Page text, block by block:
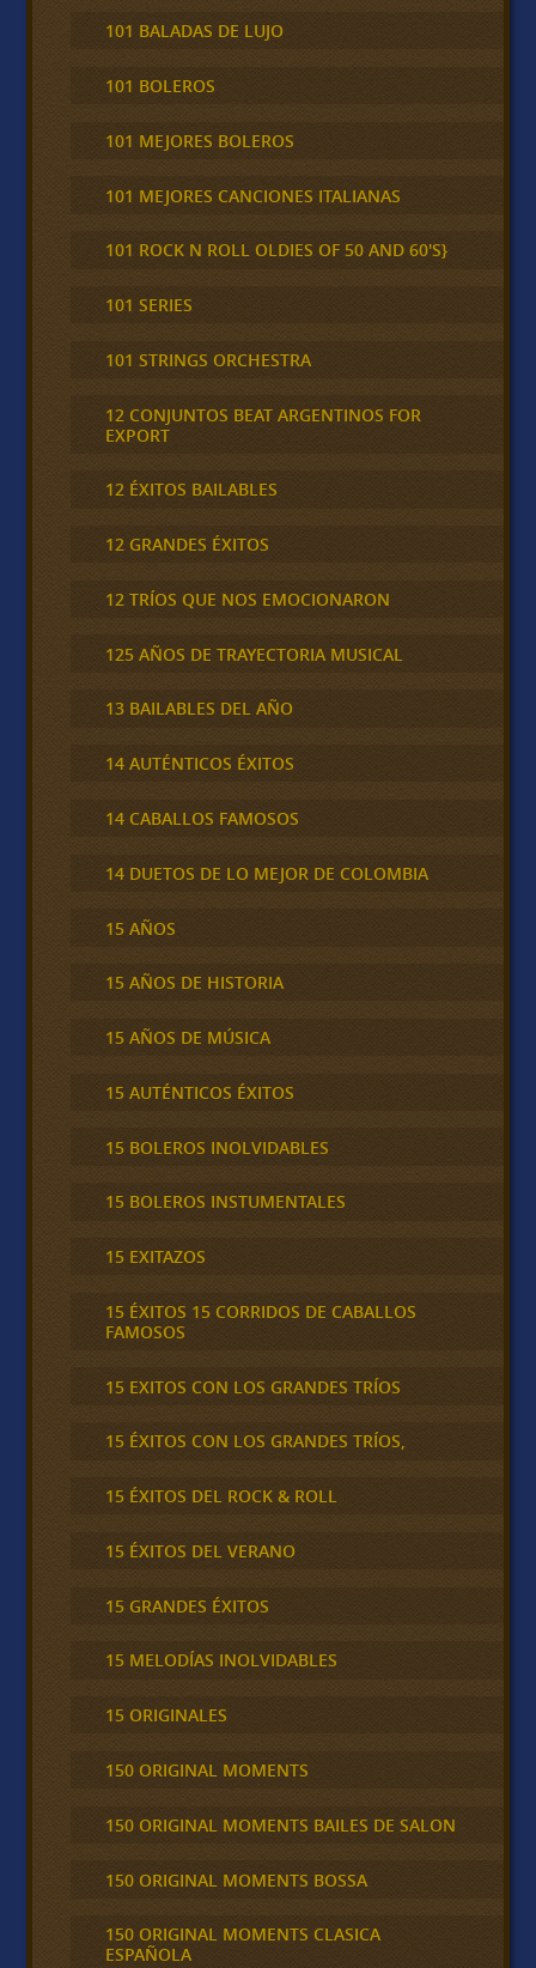
101 BALADAS DE LUJO
101 BOLEROS
101 MEJORES BOLEROS
101 MEJORES CANCIONES ITALIANAS
101 ROCK N ROLL OLDIES OF 50 AND 60'S}
101 SERIES
101 STRINGS ORCHESTRA
12 CONJUNTOS BEAT ARGENTINOS FOR
EXPORT
12 ÉXITOS BAILABLES
12 GRANDES ÉXITOS
12 TRÍOS QUE NOS EMOCIONARON
125 AÑOS DE TRAYECTORIA MUSICAL
13 BAILABLES DEL AÑO
14 AUTÉNTICOS ÉXITOS
14 CABALLOS FAMOSOS
14 DUETOS DE LO MEJOR DE COLOMBIA
15 AÑOS
15 AÑOS DE HISTORIA
15 AÑOS DE MÚSICA
15 AUTÉNTICOS ÉXITOS
15 BOLEROS INOLVIDABLES
15 BOLEROS INSTUMENTALES
15 EXITAZOS
15 ÉXITOS 15 CORRIDOS DE CABALLOS
FAMOSOS
15 EXITOS CON LOS GRANDES TRÍOS
15 ÉXITOS CON LOS GRANDES TRÍOS,
15 ÉXITOS DEL ROCK & ROLL
15 ÉXITOS DEL VERANO
15 GRANDES ÉXITOS
15 MELODÍAS INOLVIDABLES
15 ORIGINALES
150 ORIGINAL MOMENTS
150 ORIGINAL MOMENTS BAILES DE SALON
150 ORIGINAL MOMENTS BOSSA
150 ORIGINAL MOMENTS CLASICA
ESPAÑOLA